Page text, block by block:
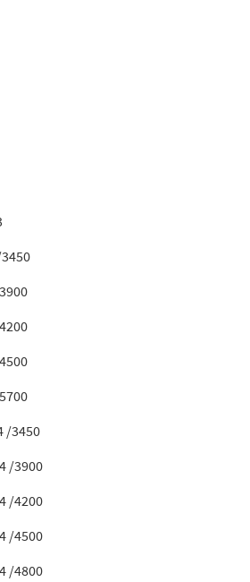
/3450
/3900
/4200
/4500
/4800